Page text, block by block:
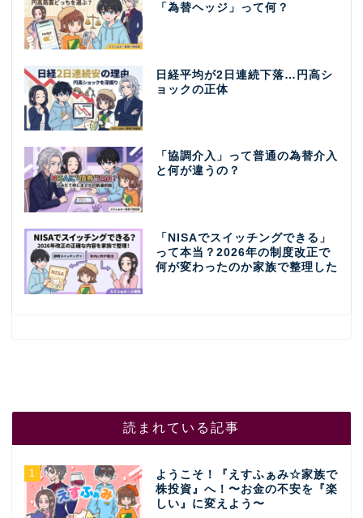
「為替ヘッジ」って何？
日経平均が2日連続下落…円高シ
ョックの正体
「協調介入」って普通の為替介入
と何が違うの？
「NISAでスイッチングできる」
って本当？2026年の制度改正で
何が変わったのか家族で整理した
読まれている記事
1
ようこそ！『えすふぁみ☆家族で
株投資』へ！〜お金の不安を『楽
しい』に変えよう〜